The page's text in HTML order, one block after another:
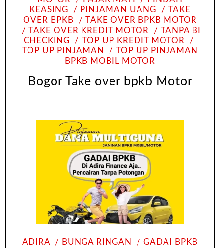
KEASING
PINJAMAN UANG
TAKE
OVER BPKB
TAKE OVER BPKB MOTOR
TAKE OVER KREDIT MOTOR
TANPA BI
CHECKING
TOP UP KREDIT MOTOR
TOP UP PINJAMAN
TOP UP PINJAMAN
BPKB MOBIL MOTOR
Bogor Take over bpkb Motor
ADIRA BUNGA RINGAN
GADAI BPKB